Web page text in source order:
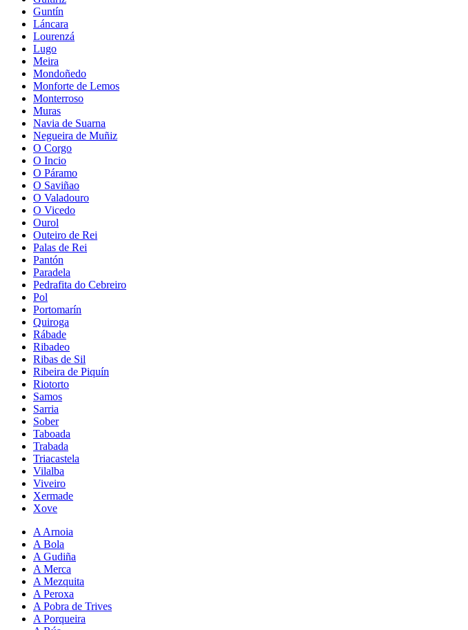
Guntín
Láncara
Lourenzá
Lugo
Meira
Mondoñedo
Monforte de Lemos
Monterroso
Muras
Navia de Suarna
Negueira de Muñiz
O Corgo
O Incio
O Páramo
O Saviñao
O Valadouro
O Vicedo
Ourol
Outeiro de Rei
Palas de Rei
Pantón
Paradela
Pedrafita do Cebreiro
Pol
Portomarín
Quiroga
Rábade
Ribadeo
Ribas de Sil
Ribeira de Piquín
Riotorto
Samos
Sarria
Sober
Taboada
Trabada
Triacastela
Vilalba
Viveiro
Xermade
Xove
A Arnoia
A Bola
A Gudiña
A Merca
A Mezquita
A Peroxa
A Pobra de Trives
A Porqueira